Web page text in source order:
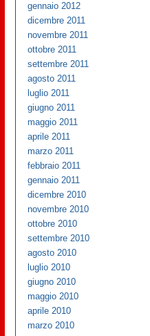
gennaio 2012
dicembre 2011
novembre 2011
ottobre 2011
settembre 2011
agosto 2011
luglio 2011
giugno 2011
maggio 2011
aprile 2011
marzo 2011
febbraio 2011
gennaio 2011
dicembre 2010
novembre 2010
ottobre 2010
settembre 2010
agosto 2010
luglio 2010
giugno 2010
maggio 2010
aprile 2010
marzo 2010